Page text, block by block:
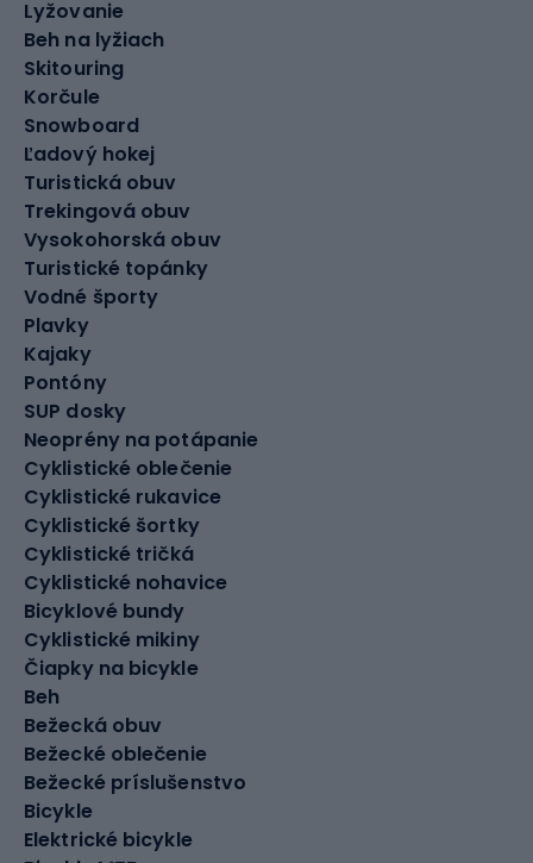
Lyžovanie
Beh na lyžiach
Skitouring
Korčule
Snowboard
Ľadový hokej
Turistická obuv
Trekingová obuv
Vysokohorská obuv
Turistické topánky
Vodné športy
Plavky
Kajaky
Pontóny
SUP dosky
Neoprény na potápanie
Cyklistické oblečenie
Cyklistické rukavice
Cyklistické šortky
Cyklistické tričká
Cyklistické nohavice
Bicyklové bundy
Cyklistické mikiny
Čiapky na bicykle
Beh
Bežecká obuv
Bežecké oblečenie
Bežecké príslušenstvo
Bicykle
Elektrické bicykle